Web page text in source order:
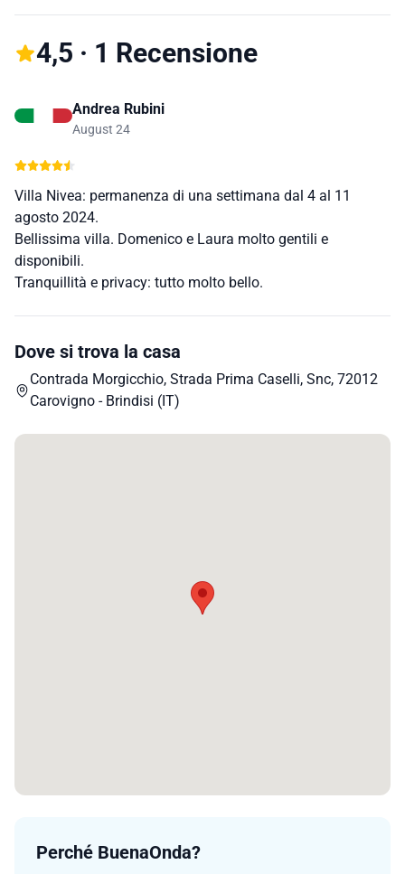
4,5 · 1 Recensione
Andrea Rubini
August 24
Villa Nivea: permanenza di una settimana dal 4 al 11
agosto 2024.
Bellissima villa. Domenico e Laura molto gentili e
disponibili.
Tranquillità e privacy: tutto molto bello.
Dove si trova la casa
Contrada Morgicchio, Strada Prima Caselli, Snc, 72012
Carovigno - Brindisi (IT)
Perché BuenaOnda?